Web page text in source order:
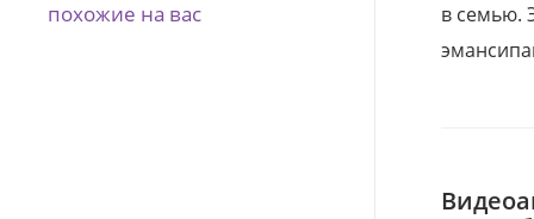
в семью.